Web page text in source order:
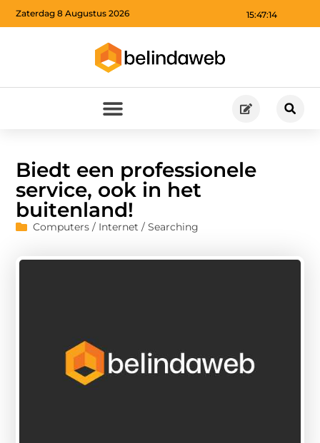
15:47:15
Zaterdag 8 Augustus 2026
Biedt een professionele
service, ook in het
buitenland!
Computers / Internet / Searching